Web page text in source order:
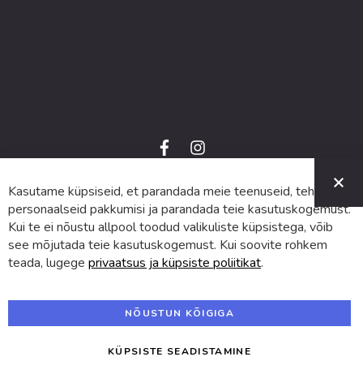
f
a
e
b
o
o
k
i
n
t
a
g
r
a
m
© 2024 SUVA. Kõik õigused kaitstud.
Kasutame küpsiseid, et parandada meie teenuseid, teha
personaalseid pakkumisi ja parandada teie kasutuskogemust.
Kui te ei nõustu allpool toodud valikuliste küpsistega, võib
see mõjutada teie kasutuskogemust. Kui soovite rohkem
teada, lugege privaatsus ja küpsiste poliitikat.
NÕUSTUN KÕIGIGA
KÜPSISTE SEADISTAMINE